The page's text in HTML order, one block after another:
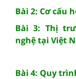
Bài 2: Cơ cấu
Bài 3: Thị
nghệ tại Việt
Bài 4: Quy